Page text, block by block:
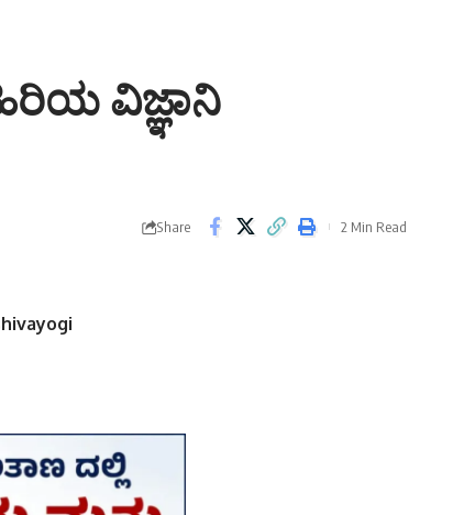
ವಿಜ್ಞಾನಿ
Share 2 Min Read